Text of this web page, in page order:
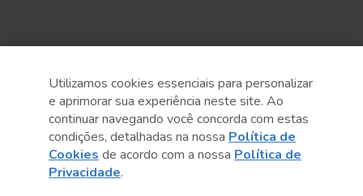
Serviço Social do Comércio
Administração Regional no Estado de São Paulo
Sesc São Paulo por aí:
Utilizamos cookies essenciais para personalizar
e aprimorar sua experiência neste site. Ao
continuar navegando você concorda com estas
condições, detalhadas na nossa Política de
Cookies de acordo com a nossa Política de
Privacidade.